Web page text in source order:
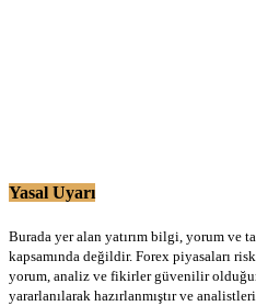
Yasal Uyarı
Burada yer alan yatırım bilgi, yorum ve
kapsamında değildir. Forex piyasaları
yorum, analiz ve fikirler güvenilir
yararlanılarak hazırlanmıştır ve